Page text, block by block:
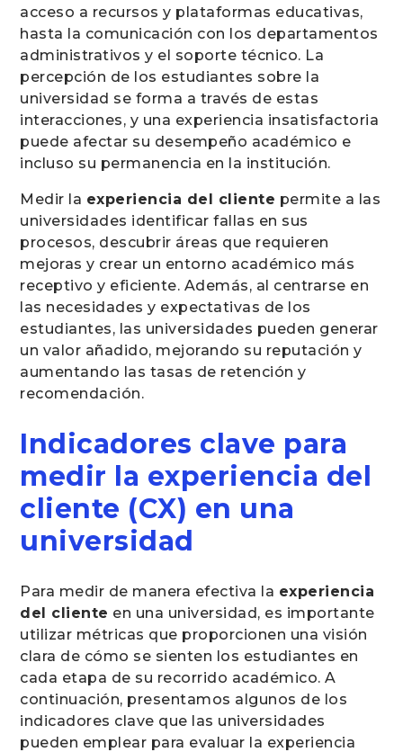
acceso a recursos y plataformas educativas,
hasta la comunicación con los departamentos
administrativos y el soporte técnico. La
percepción de los estudiantes sobre la
universidad se forma a través de estas
interacciones, y una experiencia insatisfactoria
puede afectar su desempeño académico e
incluso su permanencia en la institución.
Medir la experiencia del cliente permite a las
universidades identificar fallas en sus
procesos, descubrir áreas que requieren
mejoras y crear un entorno académico más
receptivo y eficiente. Además, al centrarse en
las necesidades y expectativas de los
estudiantes, las universidades pueden generar
un valor añadido, mejorando su reputación y
aumentando las tasas de retención y
recomendación.
Indicadores clave para
medir la experiencia del
cliente (CX) en una
universidad
Para medir de manera efectiva la experiencia
del cliente en una universidad, es importante
utilizar métricas que proporcionen una visión
clara de cómo se sienten los estudiantes en
cada etapa de su recorrido académico. A
continuación, presentamos algunos de los
indicadores clave que las universidades
pueden emplear para evaluar la experiencia